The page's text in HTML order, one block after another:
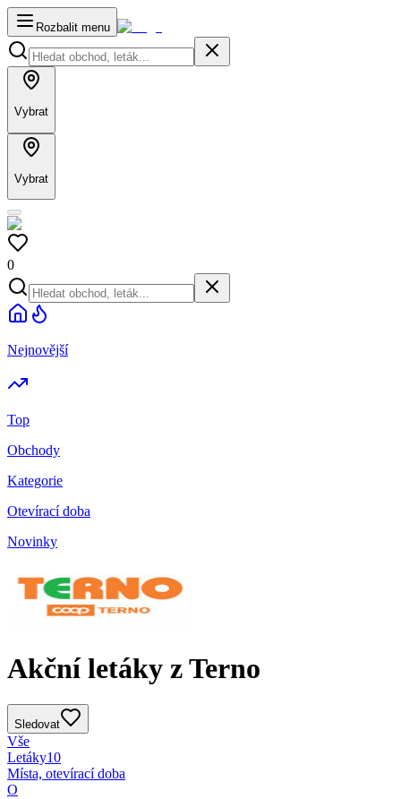
Rozbalit menu
Vybrat
Vybrat
0
Nejnovější
Top
Obchody
Kategorie
Otevírací doba
Novinky
Akční letáky z Terno
Sledovat
Vše
Letáky10
Místa, otevírací doba
O